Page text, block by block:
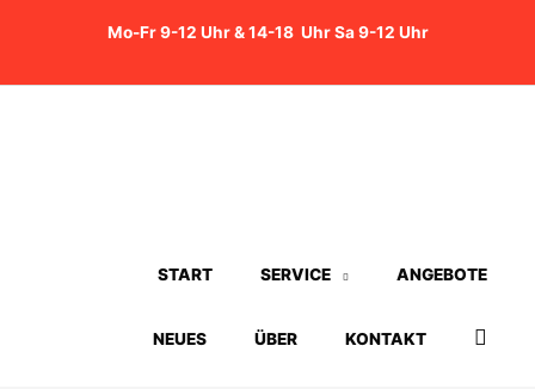
Mo-Fr 9-12 Uhr & 14-18 Uhr Sa 9-12 Uhr
START SERVICE ANGEBOTE
NEUES ÜBER KONTAKT